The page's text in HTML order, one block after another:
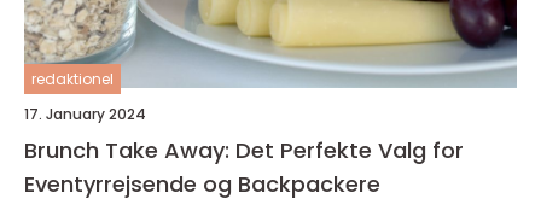
redaktionel
17. January 2024
Brunch Take Away: Det Perfekte Valg for
Eventyrrejsende og Backpackere